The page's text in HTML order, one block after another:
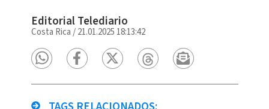
Editorial Telediario
Costa Rica /21.01.2025 18:13:42